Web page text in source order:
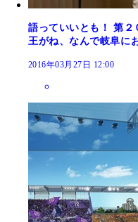
語っていいとも！ 第２
王がね、なんで岐阜に
2016年03月27日 12:00